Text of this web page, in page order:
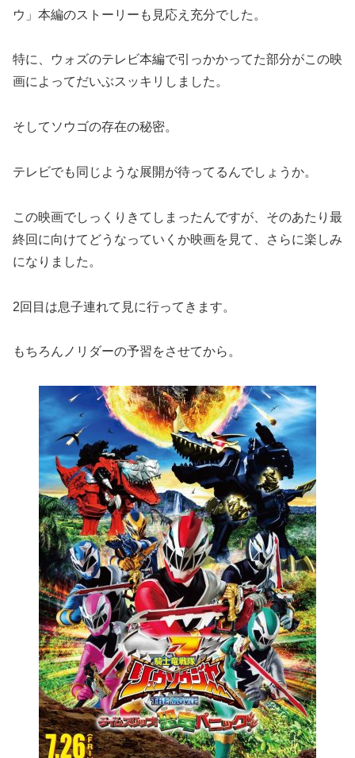
ウ」本編のストーリーも見応え充分でした。
特に、ウォズのテレビ本編で引っかかってた部分がこの映
画によってだいぶスッキリしました。
そしてソウゴの存在の秘密。
テレビでも同じような展開が待ってるんでしょうか。
この映画でしっくりきてしまったんですが、そのあたり最
終回に向けてどうなっていくか映画を見て、さらに楽しみ
になりました。
2回目は息子連れて見に行ってきます。
もちろんノリダーの予習をさせてから。